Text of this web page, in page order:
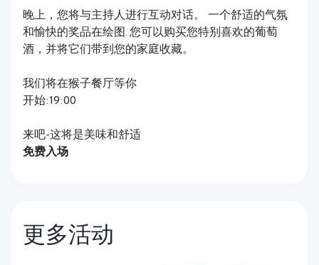
晚上，您将与主持人进行互动对话。 一个舒适的气氛
和愉快的奖品在绘图. 您可以购买您特别喜欢的葡萄
酒，并将它们带到您的家庭收藏。
我们将在猴子餐厅等你
开始:19:00
来吧-这将是美味和舒适
免费入场
更多活动